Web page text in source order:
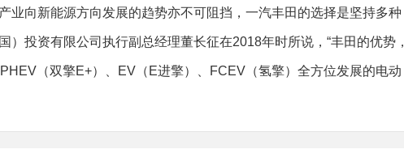
业向新能源方向发展的趋势亦不可阻挡，一汽丰田的选择是坚持多种
）投资有限公司执行副总经理董长征在2018年时所说，“丰田的优势，
（双擎E+）、EV（E进擎）、FCEV（氢擎）全方位发展的电动